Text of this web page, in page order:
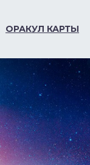
ОРАКУЛ КАРТЫ